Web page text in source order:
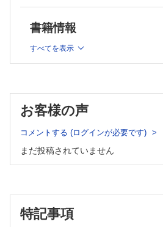
Ⅱ．候補分子の評価
5. 全タンパク質構造への薬の結合親和
介，坂尻由子】
6. 機械学習による薬物動態予測【江崎剛
Ⅰ．国内のAI創薬プロジェクトの概要と
1. [Short Article] 科学研究基盤モデル開
究所のAI for Science研究プログラム【泰
2. [Short Article] 産学連携による創薬AI
（AMED DAIIA）【本間光貴】
3. [Short Article] PRISM（官民研究開
Ⅱ．製薬会社の創薬におけるAI活用の取
データ駆動型創薬（D4）のこれまでと
第2章 医薬品候補分子の探索と最適
Ⅰ．探索研究
1. 深層学習を用いた化合物-タンパ
3. 多層AI解析が加速するリパーパ
Ⅱ．生成研究
4. 生成AIで構築する化合物潜在空
6. 合成可能性を考慮した医薬品分
恭平，髙田慎之助，山西芳裕，津
7. データ駆動型アプローチによる
書籍情報
すべてを表示
お客様の声
コメントする (ログインが必要です)
まだ投稿されていません
特記事項